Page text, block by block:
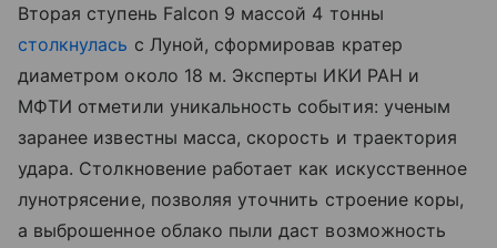
Вторая ступень Falcon 9 массой 4 тонны
столкнулась с Луной, сформировав кратер
диаметром около 18 м. Эксперты ИКИ РАН и
МФТИ отметили уникальность события: ученым
заранее известны масса, скорость и траектория
удара. Столкновение работает как искусственное
лунотрясение, позволяя уточнить строение коры,
а выброшенное облако пыли даст возможность